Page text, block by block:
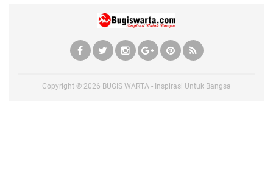
Copyright © 2026 BUGIS WARTA - Inspirasi Untuk Bangsa